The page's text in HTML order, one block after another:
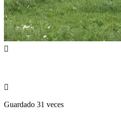


Guardado 31 veces